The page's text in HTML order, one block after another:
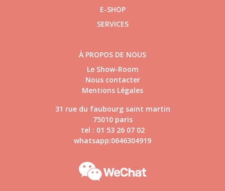
E-SHOP
SERVICES
À PROPOS DE NOUS
Le Show-Room
Nous contacter
Mentions Légales
31 rue du faubourg saint martin
75010 paris
tel : 01 53 26 07 02
whatsapp:0646304919